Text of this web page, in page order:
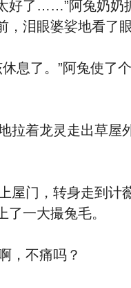
好了……”阿兔奶奶
，泪眼婆娑地看了眼
息了。”阿兔使了
拉着龙灵走出草屋
门，转身走到计
了一大撮兔毛。
，不痛吗？